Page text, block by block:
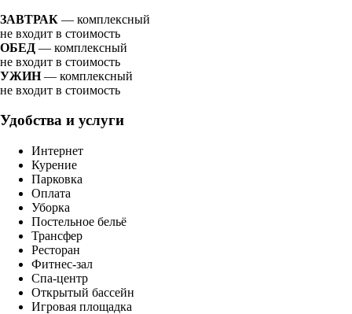
ЗАВТРАК — комплексный
не входит в стоимость
ОБЕД — комплексный
не входит в стоимость
УЖИН— комплексный
не входит в стоимость
Удобства и услуги
Интернет
Курение
Парковка
Оплата
Уборка
Постельное бельё
Трансфер
Ресторан
Фитнес-зал
Спа-центр
Открытый бассейн
Игровая площадка